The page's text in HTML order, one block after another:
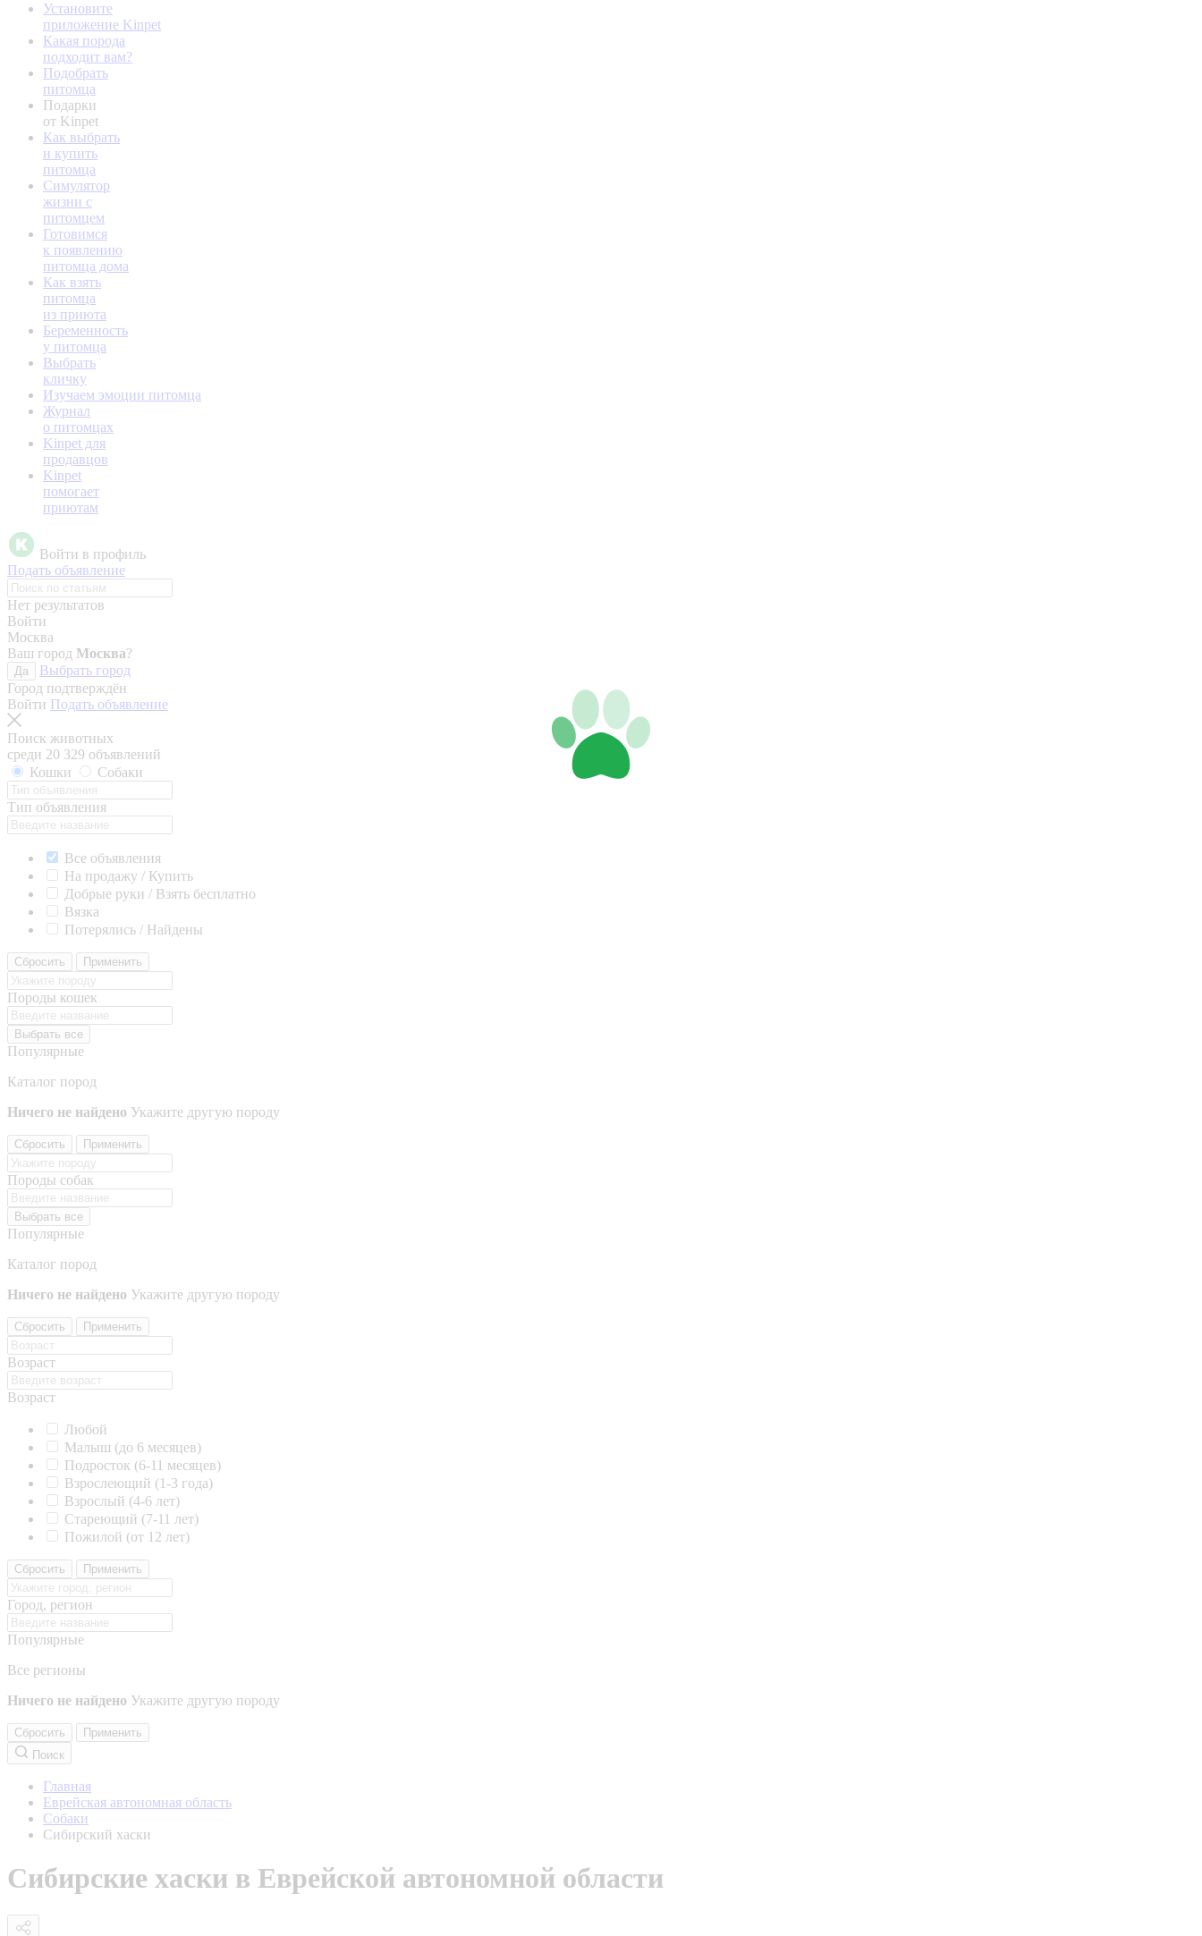
Установите
приложение Kinpet
Какая порода
подходит вам?
Подобрать
питомца
Подарки
от Kinpet
Как выбрать
и купить
питомца
Симулятор
жизни с
питомцем
Готовимся
к появлению
питомца дома
Как взять
питомца
из приюта
Беременность
у питомца
Выбрать
кличку
Изучаем эмоции питомца
Журнал
о питомцах
Kinpet для
продавцов
Kinpet
помогает
приютам
Войти в профиль
Подать объявление
Нет результатов
Войти
Москва
Ваш город Москва?
Да
Выбрать город
Город подтверждён
Войти Подать объявление
Поиск животных
среди 20 329 объявлений
Кошки
Собаки
Тип объявления
Все объявления
На продажу / Купить
Добрые руки / Взять бесплатно
Вязка
Потерялись / Найдены
Сбросить Применить
Породы кошек
Выбрать все
Популярные
Каталог пород
Ничего не найдено Укажите другую породу
Сбросить Применить
Породы собак
Выбрать все
Популярные
Каталог пород
Ничего не найдено Укажите другую породу
Сбросить Применить
Возраст
Возраст
Любой
Малыш (до 6 месяцев)
Подросток (6-11 месяцев)
Взрослеющий (1-3 года)
Взрослый (4-6 лет)
Стареющий (7-11 лет)
Пожилой (от 12 лет)
Сбросить Применить
Город, регион
Популярные
Все регионы
Ничего не найдено Укажите другую породу
Сбросить
Применить
Поиск
Главная
Еврейская автономная область
Собаки
Сибирский хаски
Сибирские хаски в Еврейской автономной области